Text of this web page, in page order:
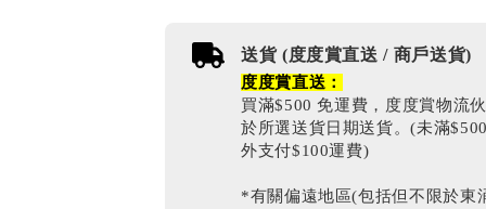
送貨 (度度賞直送 / 商戶送貨)
度度賞直送：
買滿$500 免運費，度度賞物流
於所選送貨日期送貨。(未滿
外支付$100運費)
*有關偏遠地區(包括但不限於東